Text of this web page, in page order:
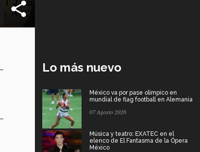
Lo más nuevo
México va por pase olímpico en
mundial de flag football en Alemania
07 Agosto 2026
Música y teatro: EXATEC en el
elenco de El Fantasma de la Ópera
México